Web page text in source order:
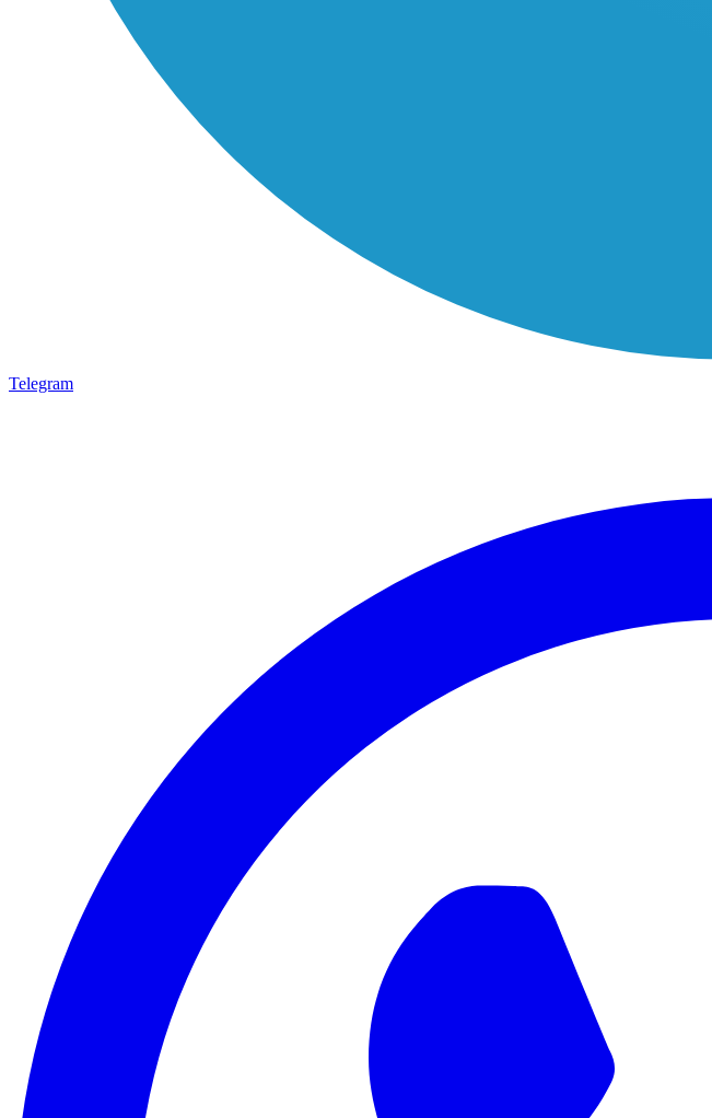
Telegram